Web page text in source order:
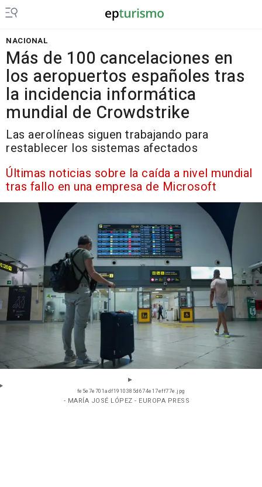
NACIONAL
Más de 100 cancelaciones en
los aeropuertos españoles tras
la incidencia informática
mundial de Crowdstrike
Las aerolíneas siguen trabajando para
restablecer los sistemas afectados
Últimas noticias sobre la caída a nivel mundial
tras fallo en una empresa de Microsoft
fe5e7e701adf1910385d674e17eff77e.jpg
- MARÍA JOSÉ LÓPEZ - EUROPA PRESS